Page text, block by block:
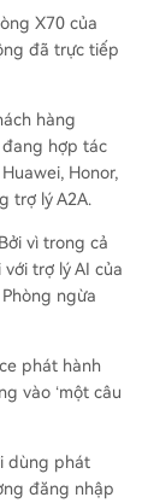
tình tham
là không
sự ổn định,
kép (ng
để đảm
thời. Te
điều hành d
các nhà sả
là trung t
chiế
X70 của
đã trực tiếp
hàng
đang hợp tác
Honor,
trợ lý A2A.
vì trong cả
trợ lý AI của
ngừa
phát hành
vào ‘một câu
dùng phát
đăng nhập